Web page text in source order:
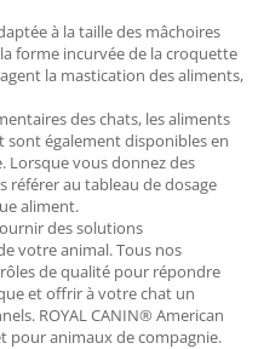
à la taille des mâchoires
forme incurvée de la croquette
la mastication des aliments,
des chats, les aliments
sont également disponibles en
Lorsque vous donnez des
référer au tableau de dosage
aliment.
des solutions
votre animal. Tous nos
de qualité pour répondre
et offrir à votre chat un
ROYAL CANIN® American
pour animaux de compagnie.